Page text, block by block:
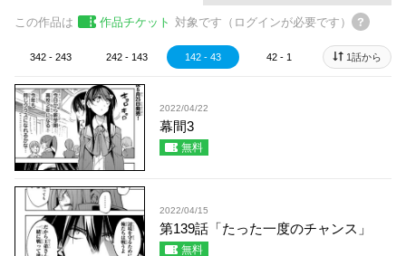
この作品は 作品チケット 対象です（ログインが必要です）
342 - 243 242 - 143 142 - 43 42 - 1 1話から
2022/04/22
幕間3
無料
2022/04/15
第139話「たった一度のチャンス」
無料